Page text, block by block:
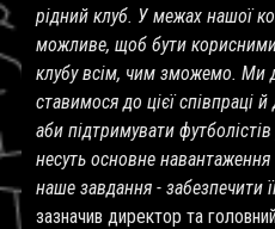
рідний клуб. У межах нашої
можливе, щоб бути
клубу всім, чим зможемо. Ми
ставимося до цієї співпраці
аби підтримувати
несуть основне
наше завдання - забезпечити
зазначив директор та